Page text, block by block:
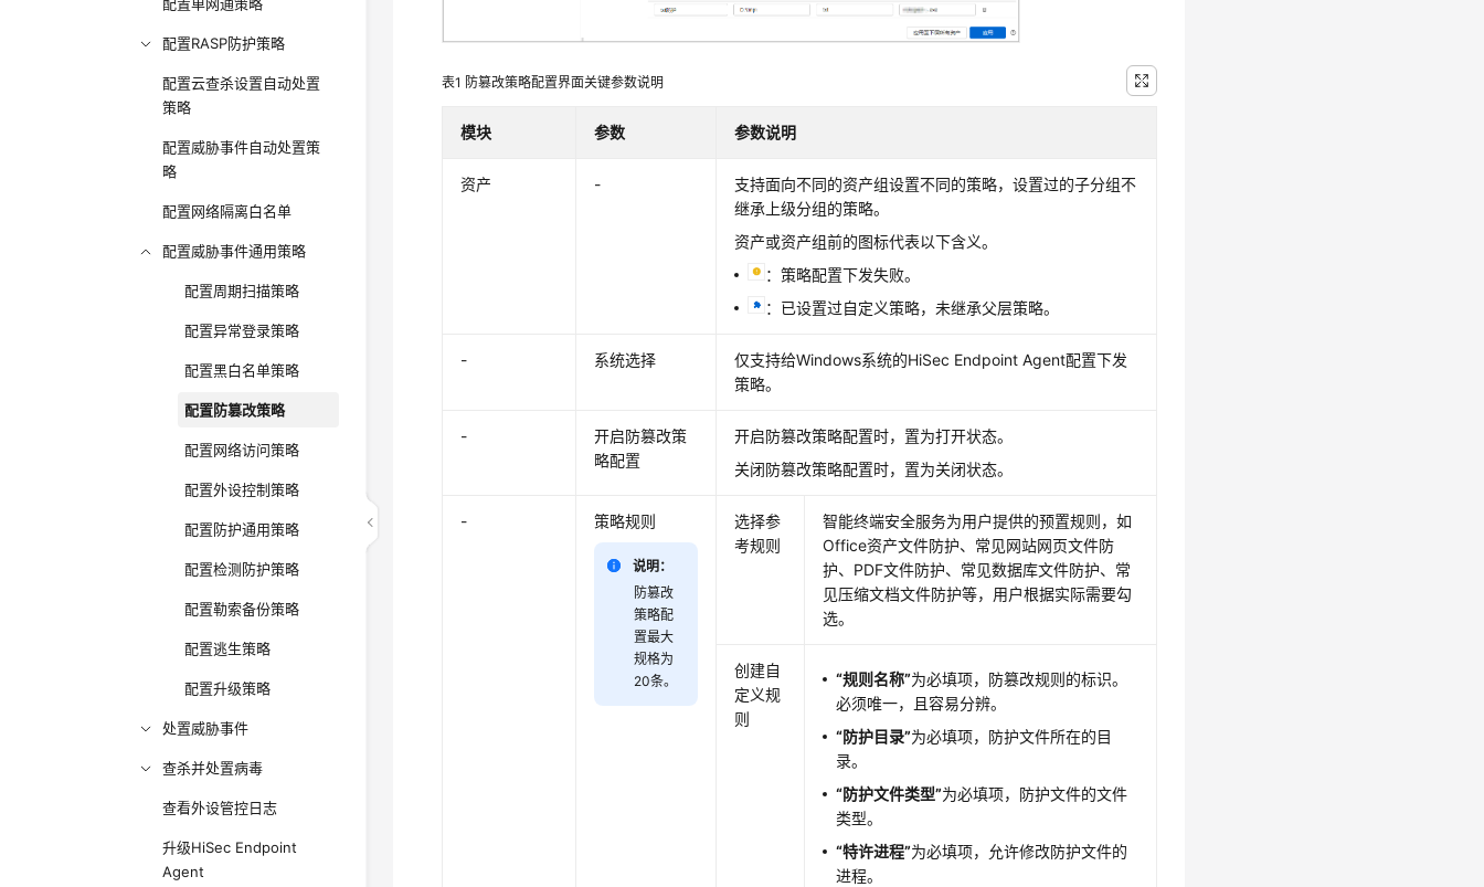
配置RASP防护策略
配置云查杀设置自动处置
策略
配置威胁事件自动处置策
略
配置网络隔离白名单
配置威胁事件通用策略
配置周期扫描策略
配置异常登录策略
配置黑白名单策略
配置防篡改策略
配置网络访问策略
配置外设控制策略
配置防护通用策略
配置检测防护策略
配置勒索备份策略
配置逃生策略
配置升级策略
处置威胁事件
查杀并处置病毒
查看外设管控日志
升级HiSec Endpoint
Agent
表1 防篡改策略配置界面关键参数说明
模块 参数 参数说明
资产 -
支持面向不同的资产组设置不同的策略，设置过的子分组不
继承上级分组的策略。
资产或资产组前的图标代表以下含义。
：策略配置下发失败。
：已设置过自定义策略，未继承父层策略。
- 系统选择 仅支持给Windows系统的HiSec Endpoint Agent配置下发
策略。
-
开启防篡改策
略配置
开启防篡改策略配置时，置为打开状态。
关闭防篡改策略配置时，置为关闭状态。
- 策略规则
说明：
防篡改
策略配
置最大
规格为
20条。
选择参
考规则
智能终端安全服务为用户提供的预置规则，如
Office资产文件防护、常见网站网页文件防
护、PDF文件防护、常见数据库文件防护、常
见压缩文档文件防护等，用户根据实际需要勾
选。
创建自
定义规
则
“规则名称”为必填项，防篡改规则的标识。
必须唯一，且容易分辨。
“防护目录”为必填项，防护文件所在的目
录。
“防护文件类型”为必填项，防护文件的文件
类型。
“特许进程”为必填项，允许修改防护文件的
进程。